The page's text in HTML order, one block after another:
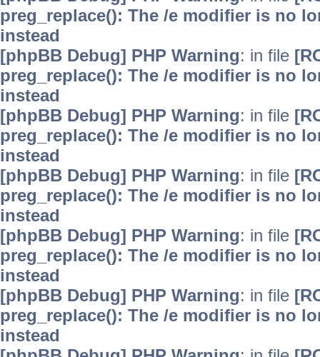
preg_replace(): The /e modifier is no
instead
[phpBB Debug] PHP Warning: in file
preg_replace(): The /e modifier is no
instead
[phpBB Debug] PHP Warning: in file
preg_replace(): The /e modifier is no
instead
[phpBB Debug] PHP Warning: in file
preg_replace(): The /e modifier is no
instead
[phpBB Debug] PHP Warning: in file
preg_replace(): The /e modifier is no
instead
[phpBB Debug] PHP Warning: in file
preg_replace(): The /e modifier is no
instead